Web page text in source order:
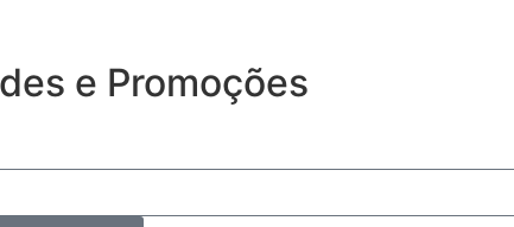
e Promoções